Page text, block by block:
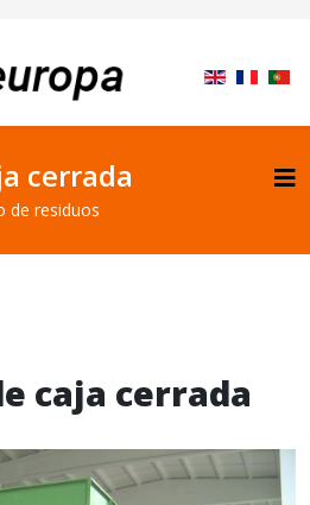
cerrada
de residuos
caja cerrada